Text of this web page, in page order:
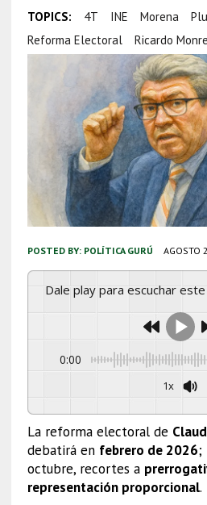
TOPICS: 4T INE Morena
Reforma Electoral
Ricardo
POSTED BY: POLÍTICA GURÚ AGOSTO
Dale play para escuchar
0:00
1x
La reforma electoral de
debatirá en febrero de 2026;
octubre, recortes a
representación proporcional.